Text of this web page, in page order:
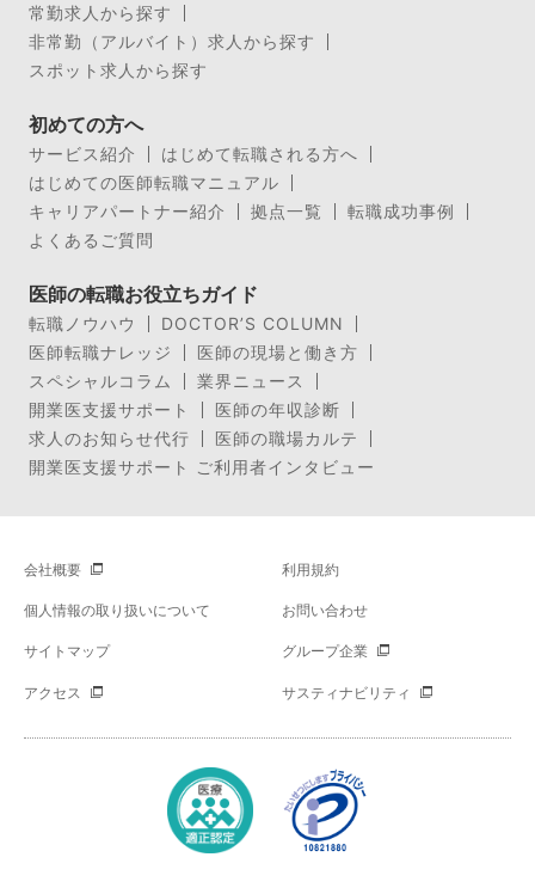
常勤求人から探す
非常勤（アルバイト）求人から探す
スポット求人から探す
初めての方へ
サービス紹介
はじめて転職される方へ
はじめての医師転職マニュアル
キャリアパートナー紹介
拠点一覧
転職成功事例
よくあるご質問
医師の転職お役立ちガイド
転職ノウハウ
DOCTOR’S COLUMN
医師転職ナレッジ
医師の現場と働き方
スペシャルコラム
業界ニュース
開業医支援サポート
医師の年収診断
求人のお知らせ代行
医師の職場カルテ
開業医支援サポート ご利用者インタビュー
会社概要 利用規約
個人情報の取り扱いについて お問い合わせ
サイトマップ グループ企業
アクセス サスティナビリティ